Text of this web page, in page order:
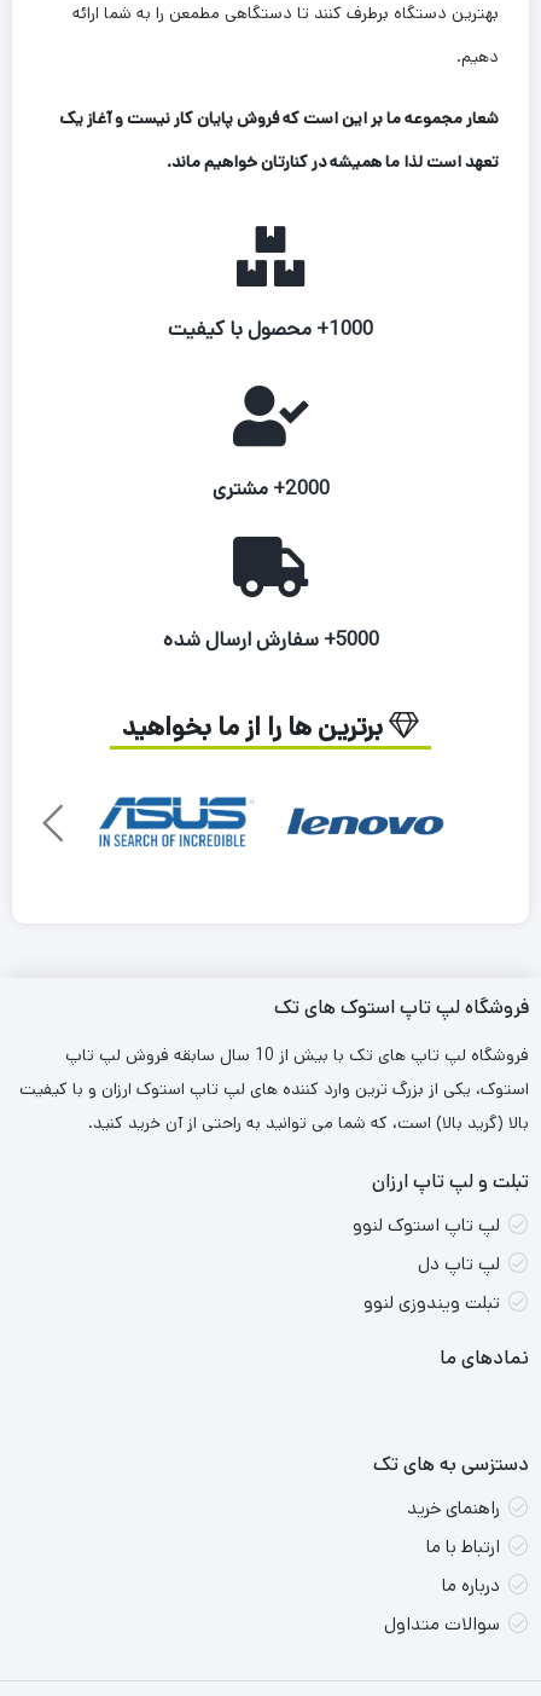
بهترین دستگاه برطرف کنند تا دستگاهی مطمعن را به شما ارائه
دهیم.
شعار مجموعه ما بر این است که فروش پایان کار نیست و آغاز یک
تعهد است لذا ما همیشه در کنارتان خواهیم ماند.
1000+ محصول با کیفیت
2000+ مشتری
5000+ سفارش ارسال شده
برترین ها را از ما بخواهید
فروشگاه لپ تاپ استوک های تک
فروشگاه لپ تاپ های تک با بیش از 10 سال سابقه فروش لپ تاپ
استوک، یکی از بزرگ ترین وارد کننده های لپ تاپ استوک ارزان و با کیفیت
بالا (گرید بالا) است، که شما می توانید به راحتی از آن خرید کنید.
تبلت و لپ تاپ ارزان
لپ تاپ استوک لنوو
لپ تاپ دل
تبلت ویندوزی لنوو
نمادهای ما
دستزسی به های تک
راهنمای خرید
ارتباط با ما
درباره ما
سوالات متداول